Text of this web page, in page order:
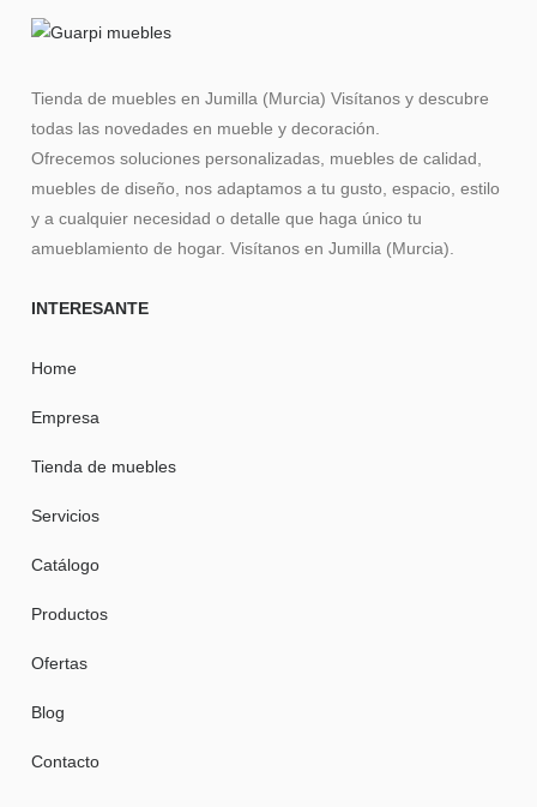
Tienda de muebles en Jumilla (Murcia) Visítanos y descubre
todas las novedades en mueble y decoración.
Ofrecemos soluciones personalizadas, muebles de calidad,
muebles de diseño, nos adaptamos a tu gusto, espacio, estilo
y a cualquier necesidad o detalle que haga único tu
amueblamiento de hogar. Visítanos en Jumilla (Murcia).
INTERESANTE
Home
Empresa
Tienda de muebles
Servicios
Catálogo
Productos
Ofertas
Blog
Contacto